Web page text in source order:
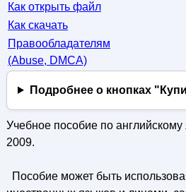
Как открыть файл
Как скачать
Правообладателям
(Abuse, DMСA)
Подробнее о кнопках
Учебное пособие по
2009.
Пособие может быть